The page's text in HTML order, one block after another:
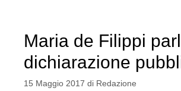
Maria de Filippi
dichiarazione
15 Maggio 2017 di Redazione